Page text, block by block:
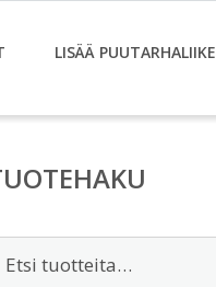
LISÄÄ PUUTARHALIIKE